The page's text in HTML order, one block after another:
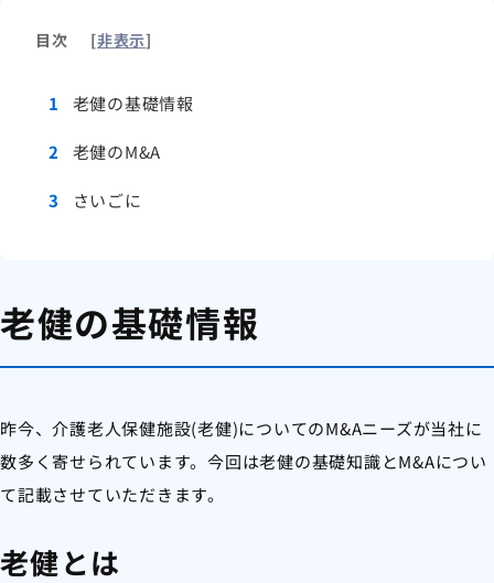
目次 [非表示]
1 老健の基礎情報
2 老健のM&A
3 さいごに
老健の基礎情報
昨今、介護老人保健施設(老健)についてのM&Aニーズが当社に
数多く寄せられています。今回は老健の基礎知識とM&Aについ
て記載させていただきます。
老健とは